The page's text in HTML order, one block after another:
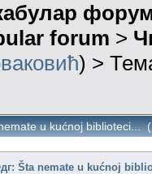
forum >
) >
u kućnoj biblioteci...
Šta nemate u kućnoj